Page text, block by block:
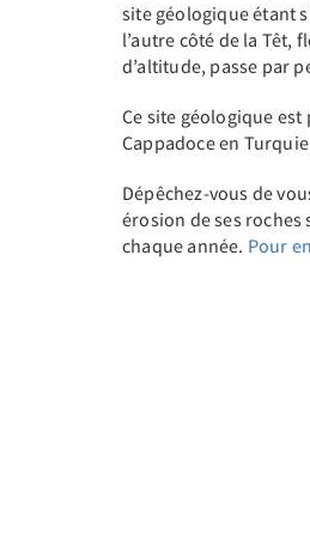
site géologique étant
l’autre côté de la Têt,
d’altitude, passe par
Ce site géologique
Cappadoce en
Dépêchez-vous de
érosion de ses
chaque année. Pour